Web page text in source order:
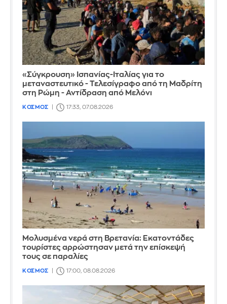
«Σύγκρουση» Ισπανίας-Ιταλίας για το
μεταναστευτικό - Τελεσίγραφο από τη Μαδρίτη
στη Ρώμη - Αντίδραση από Μελόνι
ΚΟΣΜΟΣ 17:33, 07.08.2026
Μολυσμένα νερά στη Βρετανία: Εκατοντάδες
τουρίστες αρρώστησαν μετά την επίσκεψή
τους σε παραλίες
ΚΟΣΜΟΣ 17:00, 08.08.2026